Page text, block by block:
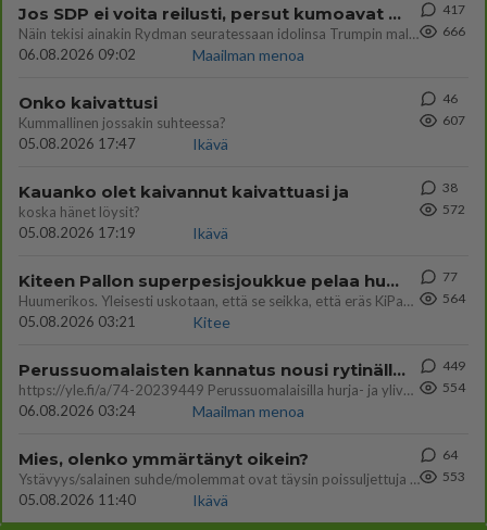
Jos SDP ei voita reilusti, persut kumoavat demokratian Suomesta
Näin tekisi ainakin Rydman seuratessaan idolinsa Trumpin mallia https://www.is.fi/politiikka/art-2000012187244.html
06.08.2026 09:02
Maailman menoa
417
666
Onko kaivattusi
Kummallinen jossakin suhteessa?
05.08.2026 17:47
Ikävä
46
607
Kauanko olet kaivannut kaivattuasi ja
koska hänet löysit?
05.08.2026 17:19
Ikävä
38
572
Kiteen Pallon superpesisjoukkue pelaa huumeiden vaikutuksen alaisena
Huumerikos. Yleisesti uskotaan, että se seikka, että eräs KiPan pelaaja kärähtää huumeista, on vain jäävuoren huippu. M
05.08.2026 03:21
Kitee
77
564
Perussuomalaisten kannatus nousi rytinällä Ylen tänään julkaisemassa tuoreimmassa gallup-kyselyssä.
https://yle.fi/a/74-20239449 Perussuomalaisilla hurja- ja ylivoimaisesti suurin nousu tässä uudessa Ylen gallupissa. Kyl
06.08.2026 03:24
Maailman menoa
449
554
Mies, olenko ymmärtänyt oikein?
Ystävyys/salainen suhde/molemmat ovat täysin poissuljettuja asioita? Nainen
05.08.2026 11:40
Ikävä
64
553